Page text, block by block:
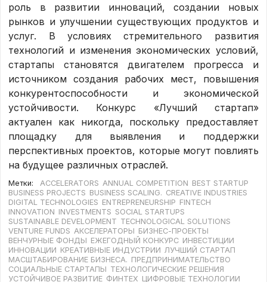
роль в развитии инноваций, создании новых
рынков и улучшении существующих продуктов и
услуг. В условиях стремительного развития
технологий и изменения экономических условий,
стартапы становятся двигателем прогресса и
источником создания рабочих мест, повышения
конкурентоспособности и экономической
устойчивости. Конкурс «Лучший стартап»
актуален как никогда, поскольку предоставляет
площадку для выявления и поддержки
перспективных проектов, которые могут повлиять
на будущее различных отраслей.
Метки: ACCELERATORS ANNUAL COMPETITION BEST STARTUP
BUSINESS PROJECTS BUSINESS SCALING. CREATIVE INDUSTRIES
DIGITAL TECHNOLOGIES ENTREPRENEURSHIP FINTECH
INNOVATION INVESTMENTS SOCIAL STARTUPS
SUSTAINABLE DEVELOPMENT TECHNOLOGICAL SOLUTIONS
VENTURE FUNDS АКСЕЛЕРАТОРЫ БИЗНЕС-ПРОЕКТЫ
ВЕНЧУРНЫЕ ФОНДЫ ЕЖЕГОДНЫЙ КОНКУРС ИНВЕСТИЦИИ
ИННОВАЦИИ КРЕАТИВНЫЕ ИНДУСТРИИ ЛУЧШИЙ СТАРТАП
МАСШТАБИРОВАНИЕ БИЗНЕСА. ПРЕДПРИНИМАТЕЛЬСТВО
СОЦИАЛЬНЫЕ СТАРТАПЫ ТЕХНОЛОГИЧЕСКИЕ РЕШЕНИЯ
УСТОЙЧИВОЕ РАЗВИТИЕ ФИНТЕХ ЦИФРОВЫЕ ТЕХНОЛОГИИ